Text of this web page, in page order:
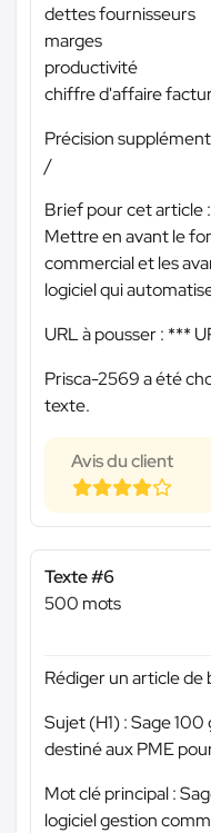
dettes fournisseurs
marges
productivité
chiffre d'affaire
Précision
/
Brief pour cet article :
Mettre en avant le
commercial et les
logiciel qui
URL à pousser : ***
Prisca-2569 a été
texte.
Avis du client
Texte #6
500 mots
Rédiger un article de
Sujet (H1) : Sage
destiné aux PME
Mot clé principal :
logiciel gestion